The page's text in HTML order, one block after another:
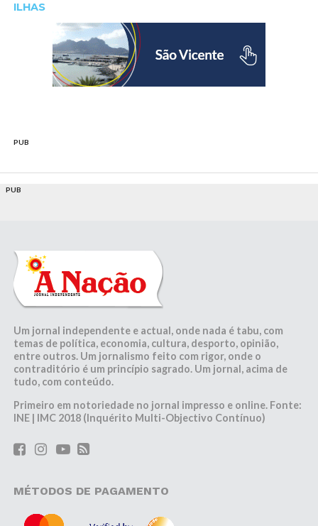
ILHAS
PUB
PUB
Um jornal independente e actual, onde nada é tabu, com
temas de política, economia, cultura, desporto, opinião,
entre outros. Um jornalismo feito com rigor, onde o
contraditório é um princípio sagrado. Um jornal, acima de
tudo, com conteúdo.
Primeiro em notoriedade no jornal impresso e online. Fonte:
INE | IMC 2018 (Inquérito Multi-Objectivo Contínuo)
MÉTODOS DE PAGAMENTO